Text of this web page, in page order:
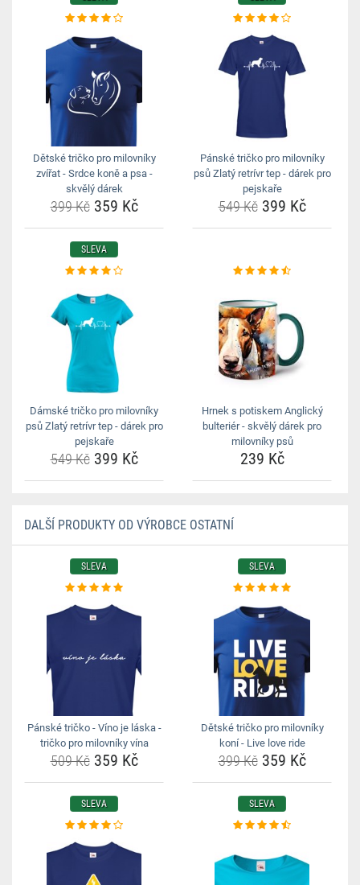
Dětské tričko pro milovníky
zvířat - Srdce koně a psa -
skvělý dárek
399 Kč359 Kč
Pánské tričko pro milovníky
psů Zlatý retrívr tep - dárek pro
pejskaře
549 Kč399 Kč
SLEVA
Dámské tričko pro milovníky
psů Zlatý retrívr tep - dárek pro
pejskaře
549 Kč399 Kč
Hrnek s potiskem Anglický
bulteriér - skvělý dárek pro
milovníky psů
239 Kč
DALŠÍ PRODUKTY OD VÝROBCE OSTATNÍ
SLEVA
Pánské tričko - Víno je láska -
tričko pro milovníky vína
509 Kč359 Kč
SLEVA
Dětské tričko pro milovníky
koní - Live love ride
399 Kč359 Kč
SLEVA SLEVA